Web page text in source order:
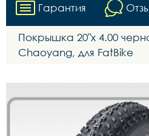
Гарантия
Покрышка 20"х 4.00
Chaoyang, для FatBike